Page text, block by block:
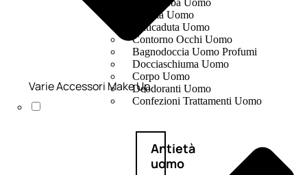
Dopobarba Uomo
Antieta Uomo
Anticaduta Uomo
Contorno Occhi Uomo
Bagnodoccia Uomo Profumi
Docciaschiuma Uomo
Corpo Uomo
Deodoranti Uomo
Confezioni Trattamenti Uomo
Antietà
uomo
Varie Accessori Make Up